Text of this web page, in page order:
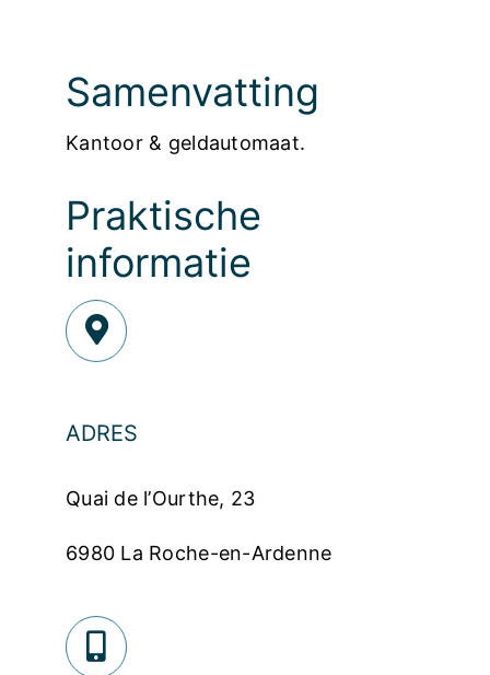
Samenvatting
Kantoor & geldautomaat.
Praktische
informatie
ADRES
Quai de l’Ourthe, 23
6980 La Roche-en-Ardenne